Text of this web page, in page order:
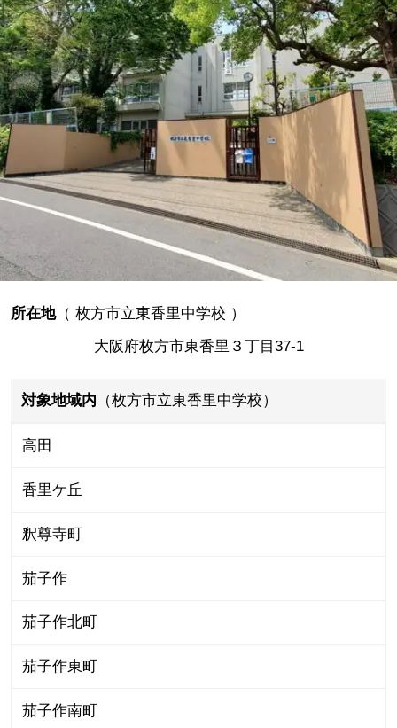
所在地（ 枚方市立東香里中学校 ）
大阪府枚方市東香里３丁目37-1
対象地域内 （枚方市立東香里中学校）
高田
香里ケ丘
釈尊寺町
茄子作
茄子作北町
茄子作東町
茄子作南町